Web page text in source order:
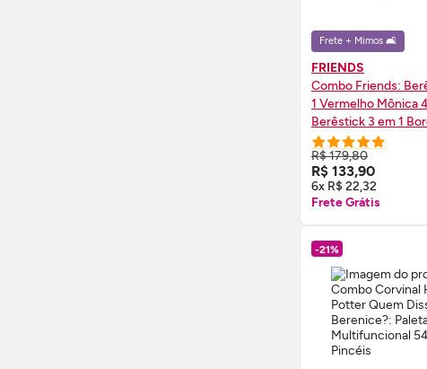
Frete + Mimos 🛋️
FRIENDS
Combo Friends:
1 Vermelho Mônica
Berêstick 3 em 1
4g
R$ 179,80
R$ 133,90
6x R$ 22,32
Frete Grátis
COMPRE
-21%